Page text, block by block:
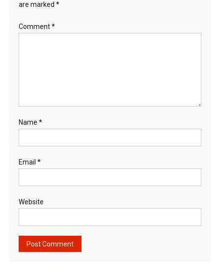
are marked *
Comment*
Name *
Email *
Website